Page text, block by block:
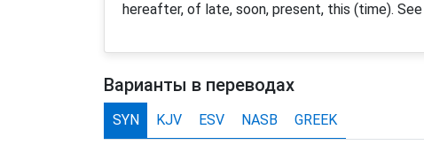
hereafter, of late, soon, present, this (time).
Варианты в переводах
SYN KJV ESV NASB GREEK